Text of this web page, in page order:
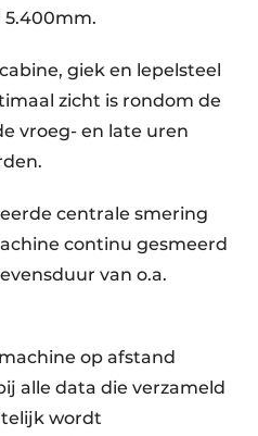
giek en lepelsteel
zicht is rondom de
vroeg- en late uren
centrale smering
continu gesmeerd
van o.a.
op afstand
alle data die verzameld
wordt